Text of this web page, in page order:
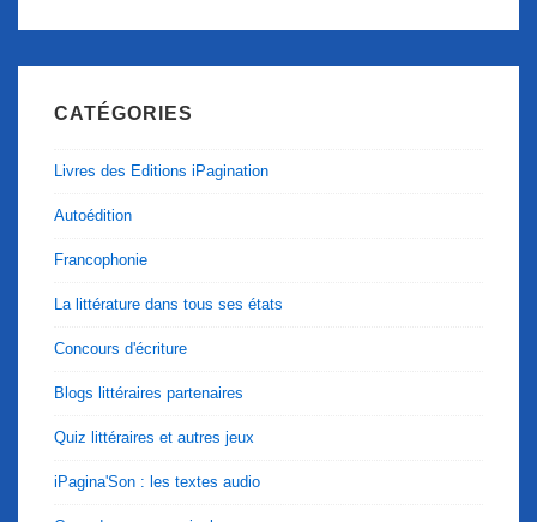
CATÉGORIES
Livres des Editions iPagination
Autoédition
Francophonie
La littérature dans tous ses états
Concours d'écriture
Blogs littéraires partenaires
Quiz littéraires et autres jeux
iPagina'Son : les textes audio